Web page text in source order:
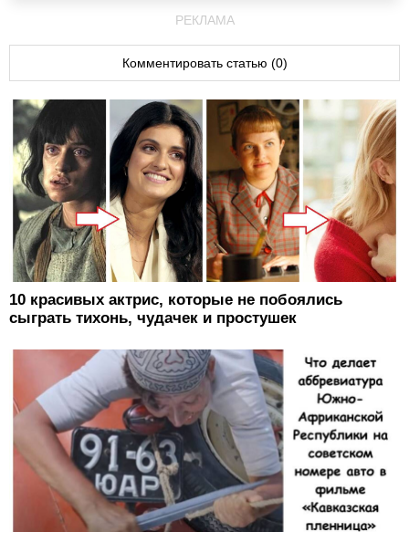
РЕКЛАМА
Комментировать статью (0)
10 красивых актрис, которые не побоялись
сыграть тихонь, чудачек и простушек